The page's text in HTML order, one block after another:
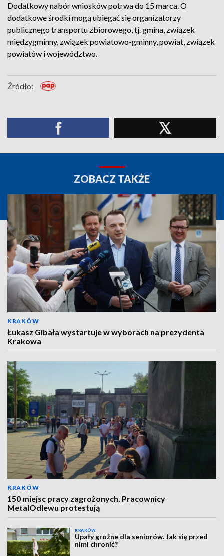
Dodatkowy nabór wniosków potrwa do 15 marca. O
dodatkowe środki mogą ubiegać się organizatorzy
publicznego transportu zbiorowego, tj. gmina, związek
międzygminny, związek powiatowo-gminny, powiat, związek
powiatów i województwo.
Źródło:
ZOBACZ TAKŻE
KRAKÓW
Łukasz Gibała wystartuje w wyborach na prezydenta
Krakowa
KRAKÓW
150 miejsc pracy zagrożonych. Pracownicy
MetalOdlewu protestują
KRAKÓW
Upały groźne dla seniorów. Jak się przed
nimi chronić?